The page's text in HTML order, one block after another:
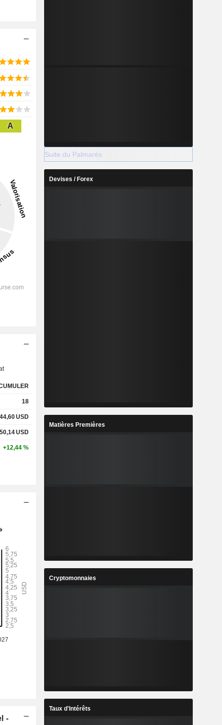
A
18
44,60USD
50,14USD
+12,44 %
-
Suite du Palmarès
Devises / Forex
Matières Premières
Cryptomonnaies
Taux d'Intérêts